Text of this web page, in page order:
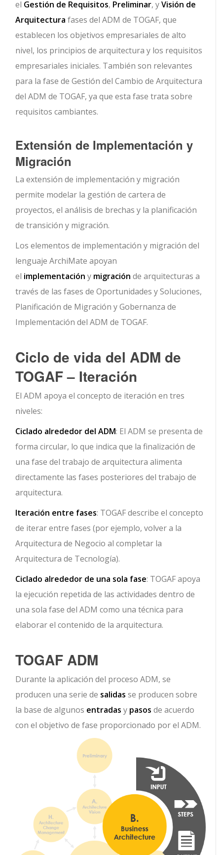
el Gestión de Requisitos, Preliminar, yVisión de
Arquitectura fases del ADM de TOGAF, que
establecen los objetivos empresariales de alto
nivel, los principios de arquitectura y los requisitos
empresariales iniciales. También son relevantes
para la fase de Gestión del Cambio de Arquitectura
del ADM de TOGAF, ya que esta fase trata sobre
requisitos cambiantes.
Extensión de Implementación y
Migración
La extensión de implementación y migración
permite modelar la gestión de cartera de
proyectos, el análisis de brechas y la planificación
de transición y migración.
Los elementos de implementación y migración del
lenguaje ArchiMate apoyan
el implementación y migración de arquitecturas a
través de las fases de Oportunidades y Soluciones,
Planificación de Migración y Gobernanza de
Implementación del ADM de TOGAF.
Ciclo de vida del ADM de
TOGAF – Iteración
El ADM apoya el concepto de iteración en tres
niveles:
Ciclado alrededor del ADM: El ADM se presenta de
forma circular, lo que indica que la finalización de
una fase del trabajo de arquitectura alimenta
directamente las fases posteriores del trabajo de
arquitectura.
Iteración entre fases: TOGAF describe el concepto
de iterar entre fases (por ejemplo, volver a la
Arquitectura de Negocio al completar la
Arquitectura de Tecnología).
Ciclado alrededor de una sola fase: TOGAF apoya
la ejecución repetida de las actividades dentro de
una sola fase del ADM como una técnica para
elaborar el contenido de la arquitectura.
TOGAF ADM
Durante la aplicación del proceso ADM, se
producen una serie de salidas se producen sobre
la base de algunos entradas y pasos de acuerdo
con el objetivo de fase proporcionado por el ADM.